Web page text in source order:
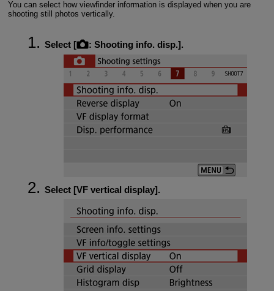
You can select how viewfinder information is displayed when you are
shooting still photos vertically.
Select [ : Shooting info. disp.].
Select [VF vertical display].